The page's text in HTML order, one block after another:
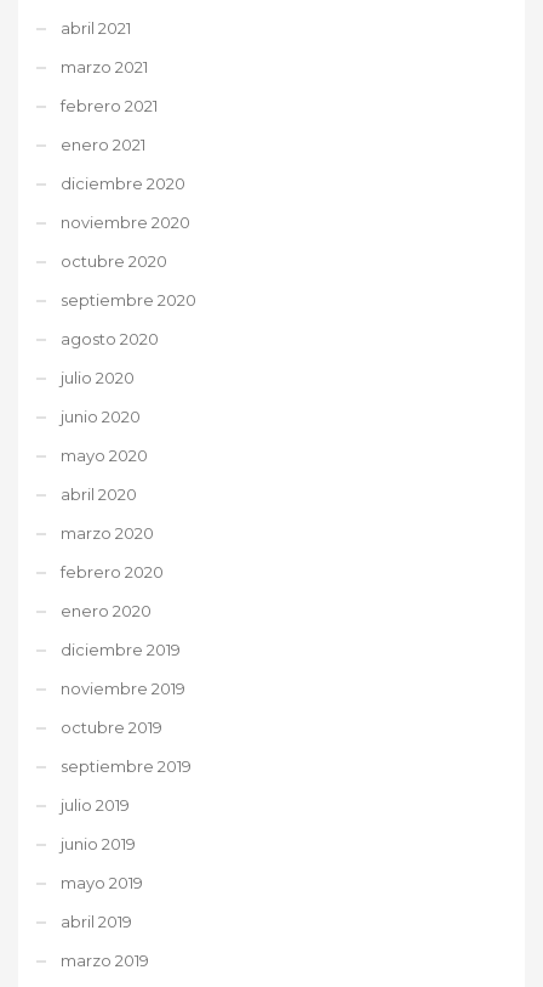
abril 2021
marzo 2021
febrero 2021
enero 2021
diciembre 2020
noviembre 2020
octubre 2020
septiembre 2020
agosto 2020
julio 2020
junio 2020
mayo 2020
abril 2020
marzo 2020
febrero 2020
enero 2020
diciembre 2019
noviembre 2019
octubre 2019
septiembre 2019
julio 2019
junio 2019
mayo 2019
abril 2019
marzo 2019